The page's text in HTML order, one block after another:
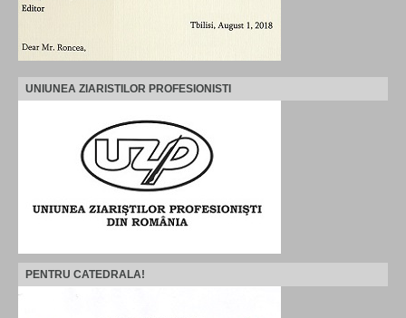
UNIUNEA ZIARISTILOR PROFESIONISTI
PENTRU CATEDRALA!